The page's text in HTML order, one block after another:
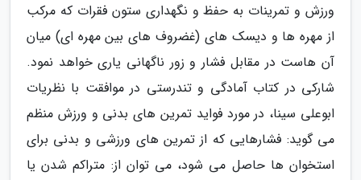
ورزش و تمرینات به حفظ و نگهداری ستون فقرات که مرکب
از مهره ها و دیسک های (غضروف های بین مهره ای) میان
آن هاست در مقابل فشار و زور ناگهانی یاری خواهد نمود.
شارکی در کتاب آمادگی و تندرستی در موافقت با نظریات
ابوعلی سینا، در مورد فواید تمرین های بدنی و ورزش منظم
می گوید: فشارهایی که از تمرین های ورزشی و بدنی برای
استخوان ها حاصل می شود، می توان از: متراکم شدن یا